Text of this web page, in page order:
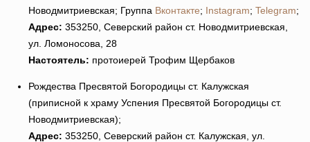
Новодмитриевская; Группа Вконтакте; Instagram; Telegram;
Адрес: 353250, Северский район ст. Новодмитриевская,
ул. Ломоносова, 28
Настоятель: протоиерей Трофим Щербаков
Рождества Пресвятой Богородицы ст. Калужская
(приписной к храму Успения Пресвятой Богородицы ст.
Новодмитриевская);
Адрес: 353250, Северский район ст. Калужская, ул.